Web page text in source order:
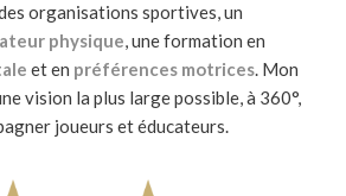
organisations sportives, un
physique, une formation en
et en préférences motrices. Mon
vision la plus large possible, à 360°,
joueurs et éducateurs.